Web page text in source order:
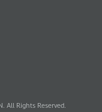
All Rights Reserved.